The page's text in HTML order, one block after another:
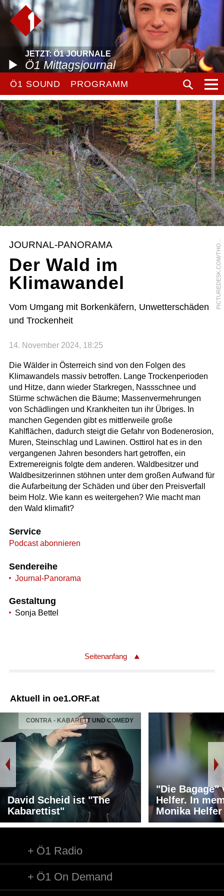
JETZT: Ö1 JOURNALE
Ö1 Mittagsjournal
Ö1 SOUND PROGRAMM
P
I
C
T
U
R
E
D
E
S
K
.
C
O
M
/
T
H
O
M
A
S
A
I
C
H
I
N
G
E
R
JOURNAL-PANORAMA
Der Wald im
Klimawandel
Vom Umgang mit Borkenkäfern, Unwetterschäden
und Trockenheit
14. November 2024, 18:25
Die Wälder in Österreich sind von den Folgen des
Klimawandels massiv betroffen. Lange Trockenperioden
und Hitze, dann wieder Starkregen, Nassschnee und
Stürme schwächen die Bäume; Massenvermehrungen
von Schädlingen und Krankheiten tun ihr Übriges. In
manchen Gegenden gibt es mittlerweile große
Kahlflächen, dadurch steigt die Gefahr von Bodenerosion,
Muren, Steinschlag und Lawinen. Osttirol hat es in den
vergangenen Jahren besonders hart getroffen, ein
Extremereignis folgte dem anderen. Waldbesitzer und
Waldbesitzerinnen stöhnen unter dem großen Aufwand für
die Aufarbeitung der Schäden und über den Preisverfall
beim Holz. Wie kann es weitergehen? Wie macht man
den Wald klimafit?
Service
Podcast abonnieren
Sendereihe
Journal-Panorama
Gestaltung
Sonja Bettel
Seitenanfang
Aktuell in oe1.ORF.at
CONTRA - KABARETT UND COMEDY
David Scheid ist "The
Kabarettist"
"Die Bagage"
Helfer. In
Monika Helfer
Ö1 Radio
Ö1 On Demand